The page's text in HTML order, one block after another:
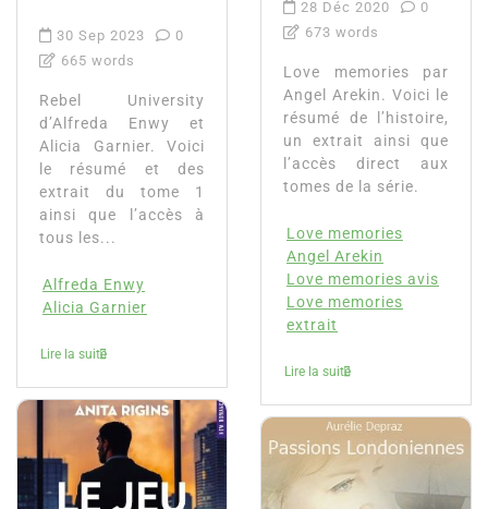
30 Sep 2023
0
665 words
Rebel University
d’Alfreda Enwy et
Alicia Garnier. Voici
le résumé et des
extrait du tome 1
ainsi que l’accès à
tous les...
Alfreda Enwy
Alicia Garnier
Lire la suite
28 Déc 2020
0
673 words
Love memories par
Angel Arekin. Voici le
résumé de l’histoire,
un extrait ainsi que
l’accès direct aux
tomes de la série.
Love memories
Angel Arekin
Love memories avis
Love memories
extrait
Lire la suite